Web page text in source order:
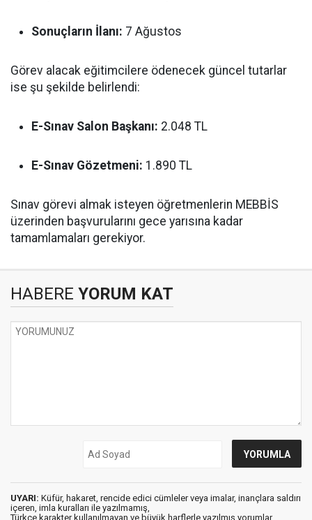
Sonuçların İlanı: 7 Ağustos
Görev alacak eğitimcilere ödenecek güncel tutarlar
ise şu şekilde belirlendi:
E-Sınav Salon Başkanı: 2.048 TL
E-Sınav Gözetmeni: 1.890 TL
Sınav görevi almak isteyen öğretmenlerin MEBBİS
üzerinden başvurularını gece yarısına kadar
tamamlamaları gerekiyor.
HABERE YORUM KAT
UYARI: Küfür, hakaret, rencide edici cümleler veya imalar, inançlara saldırı
içeren, imla kuralları ile yazılmamış,
Türkçe karakter kullanılmayan ve büyük harflerle yazılmış yorumlar